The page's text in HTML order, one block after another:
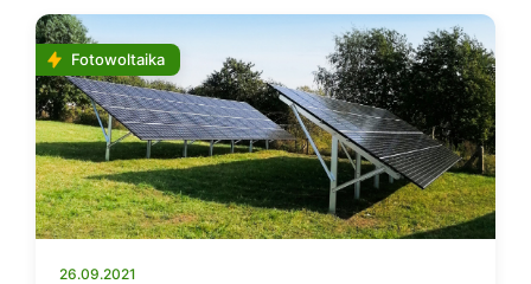
Fotowoltaika
26.09.2021